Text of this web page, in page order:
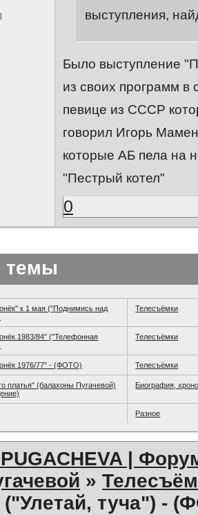
выступления,
Было выступление
из своих программ
певице из СССР
говорил Игорь
которые АБ пела на
"Пестрый котел"
0
темы
к 1 мая ("Поднимись над
Телесъёмки
1983/84" ("Телефонная
Телесъёмки
1976/77" - (ФОТО) Телесъёмки
платья" (балахоны Пугачевой)
Биография,
Разное
|
»
("Улетай, туча") -